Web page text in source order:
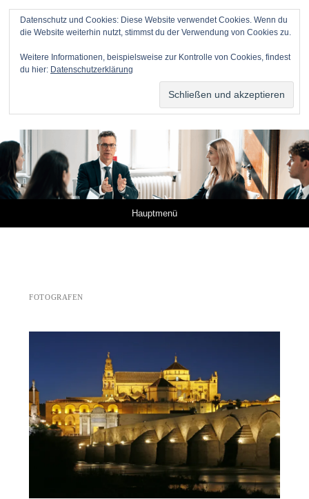
Anwälte für Online-Unternehmer
DR. METZNER RECHTSANWÄLTE – KANZLEI FÜR IP,
IT UND MEDIEN
Hauptmenü
FOTOGRAFEN
Datenschutz und Cookies: Diese Website verwendet Cookies. Wenn du
die Website weiterhin nutzt, stimmst du der Verwendung von Cookies zu.
Weitere Informationen, beispielsweise zur Kontrolle von Cookies, findest
du hier: Datenschutzerklärung